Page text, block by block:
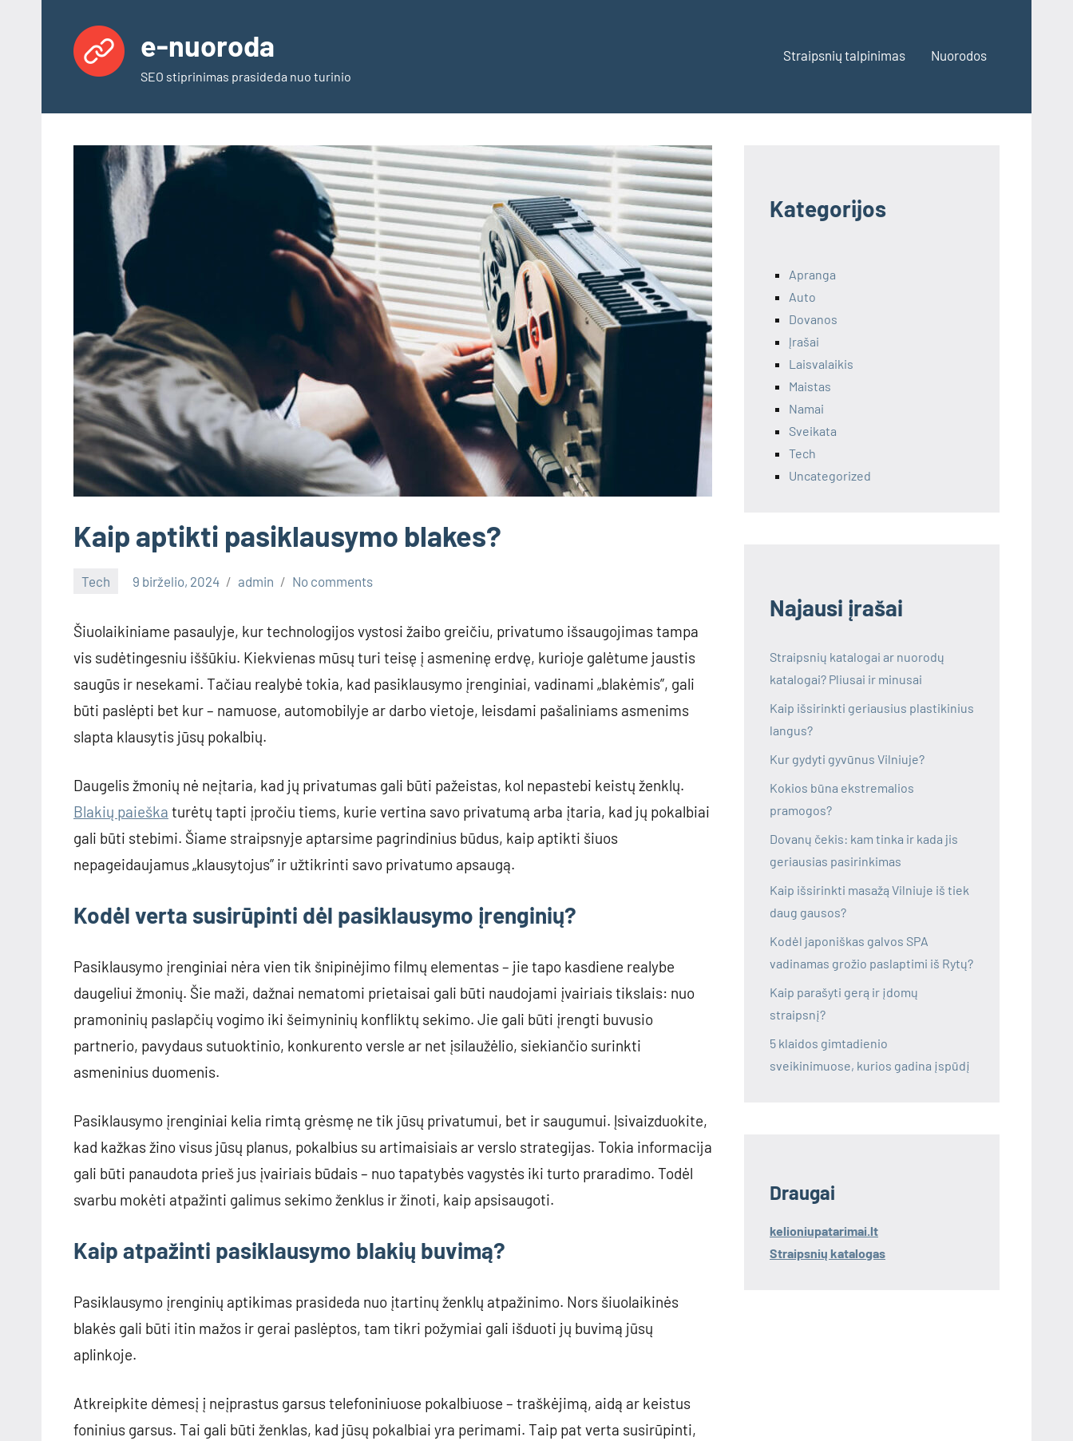
content
e-nuoroda
SEO stiprinimas prasideda nuo turinio
Straipsnių talpinimas Nuorodos
Kaip aptikti pasiklausymo blakes?
Tech 9 birželio, 2024 admin No comments
Šiuolaikiniame pasaulyje, kur technologijos vystosi žaibo greičiu, privatumo išsaugojimas tampa
vis sudėtingesniu iššūkiu. Kiekvienas mūsų turi teisę į asmeninę erdvę, kurioje galėtume jaustis
saugūs ir nesekami. Tačiau realybė tokia, kad pasiklausymo įrenginiai, vadinami „blakėmis”, gali
būti paslėpti bet kur – namuose, automobilyje ar darbo vietoje, leisdami pašaliniams asmenims
slapta klausytis jūsų pokalbių.
Daugelis žmonių nė neįtaria, kad jų privatumas gali būti pažeistas, kol nepastebi keistų ženklų.
Blakių paieška turėtų tapti įpročiu tiems, kurie vertina savo privatumą arba įtaria, kad jų pokalbiai
gali būti stebimi. Šiame straipsnyje aptarsime pagrindinius būdus, kaip aptikti šiuos
nepageidaujamus „klausytojus” ir užtikrinti savo privatumo apsaugą.
Kodėl verta susirūpinti dėl pasiklausymo įrenginių?
Pasiklausymo įrenginiai nėra vien tik šnipinėjimo filmų elementas – jie tapo kasdiene realybe
daugeliui žmonių. Šie maži, dažnai nematomi prietaisai gali būti naudojami įvairiais tikslais: nuo
pramoninių paslapčių vogimo iki šeimyninių konfliktų sekimo. Jie gali būti įrengti buvusio
partnerio, pavydaus sutuoktinio, konkurento versle ar net įsilaužėlio, siekiančio surinkti
asmeninius duomenis.
Pasiklausymo įrenginiai kelia rimtą grėsmę ne tik jūsų privatumui, bet ir saugumui. Įsivaizduokite,
kad kažkas žino visus jūsų planus, pokalbius su artimaisiais ar verslo strategijas. Tokia informacija
gali būti panaudota prieš jus įvairiais būdais – nuo tapatybės vagystės iki turto praradimo. Todėl
svarbu mokėti atpažinti galimus sekimo ženklus ir žinoti, kaip apsisaugoti.
Kaip atpažinti pasiklausymo blakių buvimą?
Pasiklausymo įrenginių aptikimas prasideda nuo įtartinų ženklų atpažinimo. Nors šiuolaikinės
blakės gali būti itin mažos ir gerai paslėptos, tam tikri požymiai gali išduoti jų buvimą jūsų
aplinkoje.
Atkreipkite dėmesį į neįprastus garsus telefoniniuose pokalbiuose – traškėjimą, aidą ar keistus
foninius garsus. Tai gali būti ženklas, kad jūsų pokalbiai yra perimami. Taip pat verta susirūpinti,
Kategorijos
Apranga
Auto
Dovanos
Įrašai
Laisvalaikis
Maistas
Namai
Sveikata
Tech
Uncategorized
Najausi įrašai
Straipsnių katalogai ar nuorodų
katalogai? Pliusai ir minusai
Kaip išsirinkti geriausius plastikinius
langus?
Kur gydyti gyvūnus Vilniuje?
Kokios būna ekstremalios
pramogos?
Dovanų čekis: kam tinka ir kada jis
geriausias pasirinkimas
Kaip išsirinkti masažą Vilniuje iš tiek
daug gausos?
Kodėl japoniškas galvos SPA
vadinamas grožio paslaptimi iš Rytų?
Kaip parašyti gerą ir įdomų
straipsnį?
5 klaidos gimtadienio
sveikinimuose, kurios gadina įspūdį
Draugai
kelioniupatarimai.lt
Straipsnių katalogas